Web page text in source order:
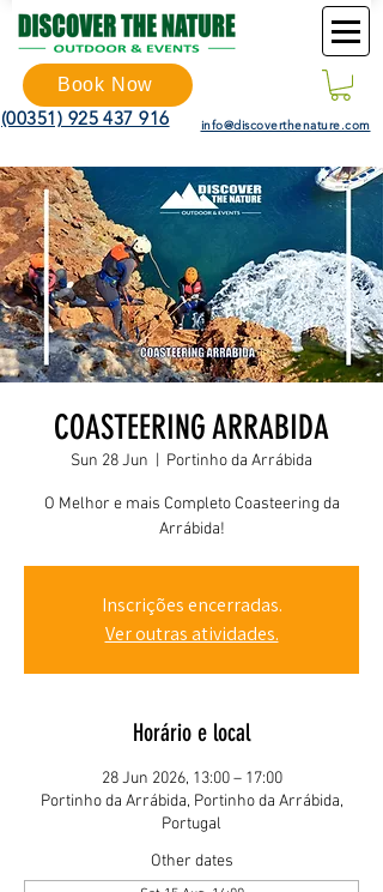
Book Now
(00351) 925 437 916 info@discoverthenature.com
COASTEERING ARRABIDA
Sun 28 Jun Portinho da Arrábida
O Melhor e mais Completo Coasteering da
Arrábida!
Inscrições encerradas.
Ver outras atividades.
Horário e local
28 Jun 2026, 13:00 – 17:00
Portinho da Arrábida, Portinho da Arrábida,
Portugal
Other dates